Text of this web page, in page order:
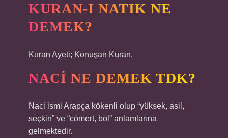
KURAN-I NATIK NE
DEMEK?
Kuran Ayeti; Konuşan Kuran.
NACI NE DEMEK TDK?
Naci ismi Arapça kökenli olup “yüksek, asil,
seçkin” ve “cömert, bol” anlamlarına
gelmektedir.